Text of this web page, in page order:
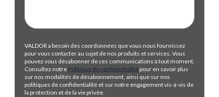
VALDOR a besoin des coordonnées que vous nous fournissez
pour vous contacter au sujet de nos produits et services. Vous
pouvez vous désabonner de ces communications à tout moment.
Consultez notre Politique de confidentialité pour en savoir plus
sur nos modalités de désabonnement, ainsi que sur nos
politiques de confidentialité et sur notre engagement vis-à-vis de
la protection et de la vie privée.